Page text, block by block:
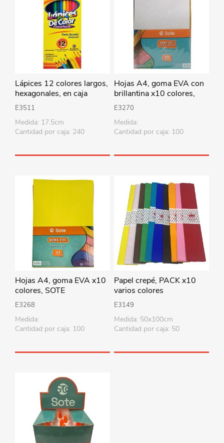
Lápices 12 colores largos,
hexagonales, en caja
BEIFA
E3511
Medida: 17.5cm
Cantidad por caja: 240
Hojas A4, goma EVA con
brillantina x10 colores,
SOTE
E3270
Medida:
Cantidad por caja: 100
Hojas A4, goma EVA x10
colores, SOTE
E3268
Medida:
Cantidad por caja: 100
Papel crepé, PACK x10
varios colores
E3149
Medida: 50x100cm
Cantidad por caja: 50